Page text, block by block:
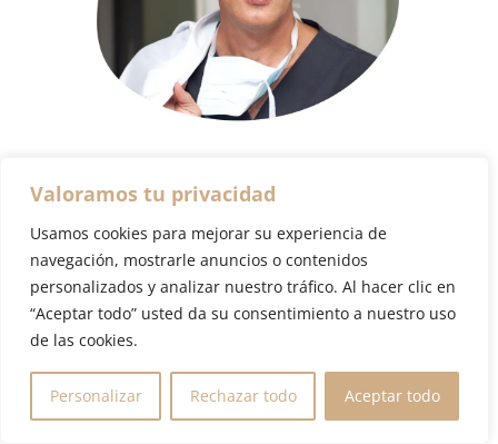
Valoramos tu privacidad
Usamos cookies para mejorar su experiencia de
navegación, mostrarle anuncios o contenidos
personalizados y analizar nuestro tráfico. Al hacer clic en
“Aceptar todo” usted da su consentimiento a nuestro uso
de las cookies.
Personalizar Rechazar todo Aceptar todo
Déjame tu comentario aquí
o hazme una pregunta